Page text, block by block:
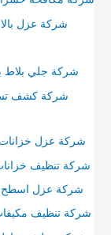
شركة عزل بالاحساء خصم
شركة جلي بلاط بالاحساء خصم
شركة عزل خزانات بالاحساء
شركة تنظيف خزانات بالاحساء
شركة عزل اسطح بالاحساء خصم
شركة تنظيف مكيفات بالاحساء